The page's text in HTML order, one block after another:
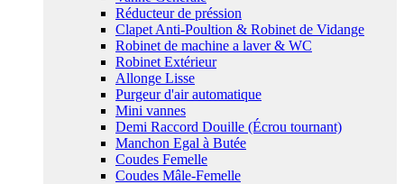
Réducteur de préssion
Clapet Anti-Poultion & Robinet de Vidange
Robinet de machine a laver & WC
Robinet Extérieur
Allonge Lisse
Purgeur d'air automatique
Mini vannes
Demi Raccord Douille (Écrou tournant)
Manchon Egal à Butée
Coudes Femelle
Coudes Mâle-Femelle